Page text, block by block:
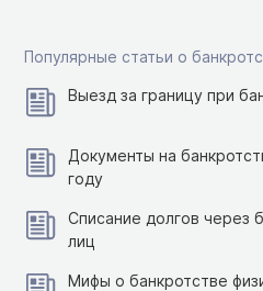
Популярные статьи о
Выезд за границу при
Документы на
году
Списание долгов через
лиц
Мифы о банкротстве